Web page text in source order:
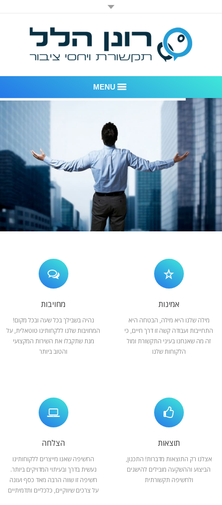
MENU
דוגמאות לעבודות שביצענו
לקוחות – משרד יחסי ציבור רונן הלל
חדר חדשות
המלצות
צור קשר
אמינות
מילה שלנו היא מילה, הבטחה היא
התחייבות ועבודה קשה זו דרך חיים, כי
זה מה שאנחנו בעיני התקשורת ומול
הלקוחות שלנו
מחויבות
נהיה בשבילך בכל שעה ובכל מקום!
המחויבות שלנו ללקחותינו טוטאלית, על
מנת שתקבלו את השירות המקצועי
והטוב ביותר
תוצאות
אצלנו רק התוצאות מדברות! התכנון,
הביצוע וההשקעה מובילים להישגים
ולחשיפה תקשורתית
הצלחה
החשיפה שאנו מייצרים ללקוחותינו
נעשית בדרך ובעיתוי המדויקים ביותר.
חשיפה זו שווה הרבה מאד כסף ועונה
על צרכים שיווקיים, כלכליים ותדמיתיים